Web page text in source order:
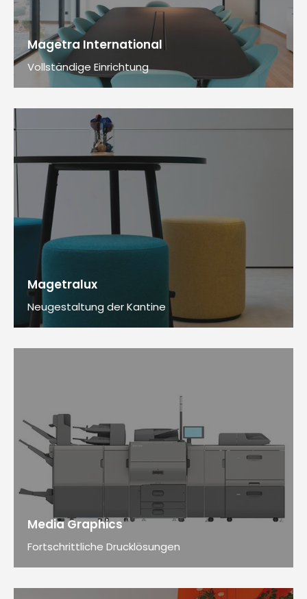
Magetra International
Vollständige Einrichtung
Magetralux
Neugestaltung der Kantine
Media Graphics
Fortschrittliche Drucklösungen